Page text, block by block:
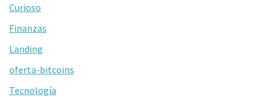
Curioso
Finanzas
Landing
oferta-bitcoins
Tecnología